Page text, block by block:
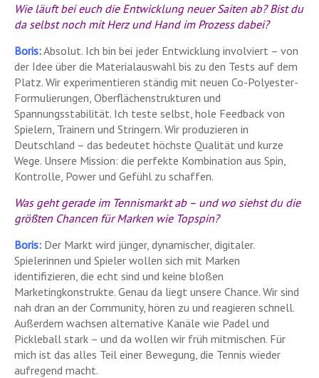
Wie läuft bei euch die Entwicklung neuer Saiten ab? Bist du
da selbst noch mit Herz und Hand im Prozess dabei?
Boris:Absolut. Ich bin bei jeder Entwicklung involviert – von
der Idee über die Materialauswahl bis zu den Tests auf dem
Platz. Wir experimentieren ständig mit neuen Co-Polyester-
Formulierungen, Oberflächenstrukturen und
Spannungsstabilität. Ich teste selbst, hole Feedback von
Spielern, Trainern und Stringern. Wir produzieren in
Deutschland – das bedeutet höchste Qualität und kurze
Wege. Unsere Mission: die perfekte Kombination aus Spin,
Kontrolle, Power und Gefühl zu schaffen.
Was geht gerade im Tennismarkt ab – und wo siehst du die
größten Chancen für Marken wie Topspin?
Boris: Der Markt wird jünger, dynamischer, digitaler.
Spielerinnen und Spieler wollen sich mit Marken
identifizieren, die echt sind und keine bloßen
Marketingkonstrukte. Genau da liegt unsere Chance. Wir sind
nah dran an der Community, hören zu und reagieren schnell.
Außerdem wachsen alternative Kanäle wie Padel und
Pickleball stark – und da wollen wir früh mitmischen. Für
mich ist das alles Teil einer Bewegung, die Tennis wieder
aufregend macht.